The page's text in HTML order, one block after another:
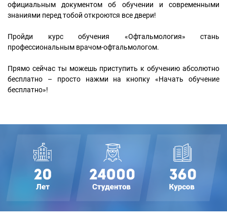
официальным документом об обучении и современными
знаниями перед тобой откроются все двери!
Пройди курс обучения «Офтальмология» стань
профессиональным врачом-офтальмологом.
Прямо сейчас ты можешь приступить к обучению абсолютно
бесплатно – просто нажми на кнопку «Начать обучение
бесплатно»!